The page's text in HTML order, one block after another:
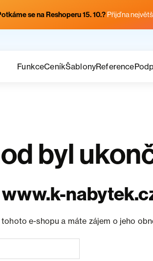
se na Reshoperu 15. 10.? Přijď na
FunkceCeníkŠablonyReference
byl
www.k-
e-shopu a máte zájem o jeho